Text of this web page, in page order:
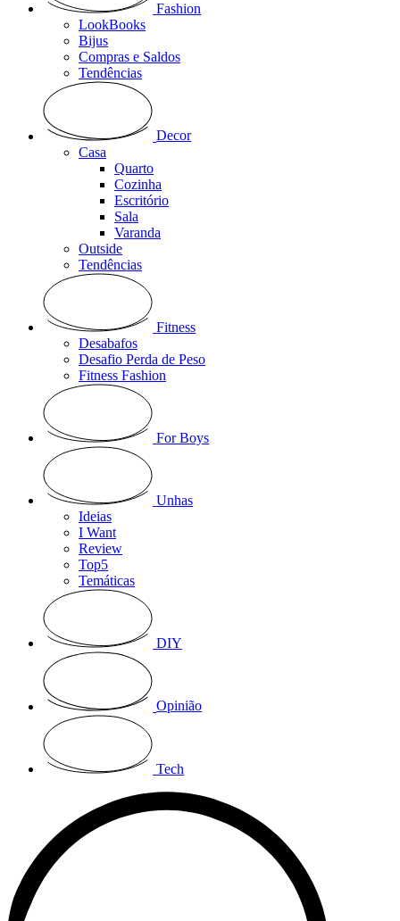
Fashion
LookBooks
Bijus
Compras e Saldos
Tendências
Decor
Casa
Quarto
Cozinha
Escritório
Sala
Varanda
Outside
Tendências
Fitness
Desabafos
Desafio Perda de Peso
Fitness Fashion
For Boys
Unhas
Ideias
I Want
Review
Top5
Temáticas
DIY
Opinião
Tech